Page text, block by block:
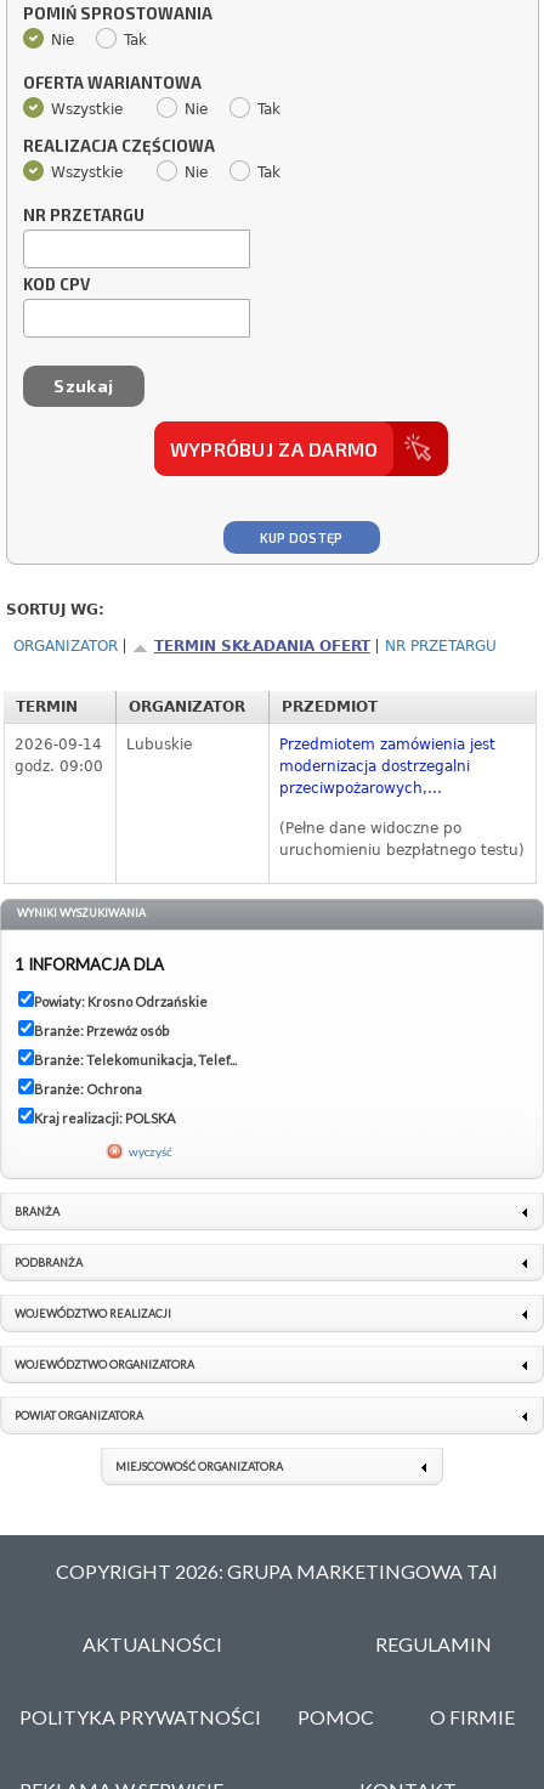
POMIŃ SPROSTOWANIA
Nie Tak
OFERTA WARIANTOWA
Wszystkie Nie Tak
REALIZACJA CZĘŚCIOWA
Wszystkie Nie Tak
NR PRZETARGU
KOD CPV
WYPRÓBUJ ZA DARMO
KUP DOSTĘP
SORTUJ WG:
ORGANIZATOR TERMIN SKŁADANIA OFERT NR PRZETARGU
TERMIN ORGANIZATOR PRZEDMIOT
2026-09-14
godz. 09:00
Lubuskie
Przedmiotem zamówienia jest
modernizacja dostrzegalni
przeciwpożarowych,...
(Pełne dane widoczne po
uruchomieniu bezpłatnego testu)
WYNIKI WYSZUKIWANIA
1 INFORMACJA DLA
Powiaty: Krosno Odrzańskie
Branże: Przewóz osób
Branże: Telekomunikacja, Telef...
Branże: Ochrona
Kraj realizacji: POLSKA
wyczyść
BRANŻA
PODBRANŻA
WOJEWÓDZTWO REALIZACJI
WOJEWÓDZTWO ORGANIZATORA
POWIAT ORGANIZATORA
MIEJSCOWOŚĆ ORGANIZATORA
COPYRIGHT 2026: GRUPA MARKETINGOWA TAI
AKTUALNOŚCI REGULAMIN
POLITYKA PRYWATNOŚCI POMOC O FIRMIE